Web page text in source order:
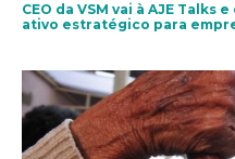
CEO da VSM vai à AJE
ativo estratégico para